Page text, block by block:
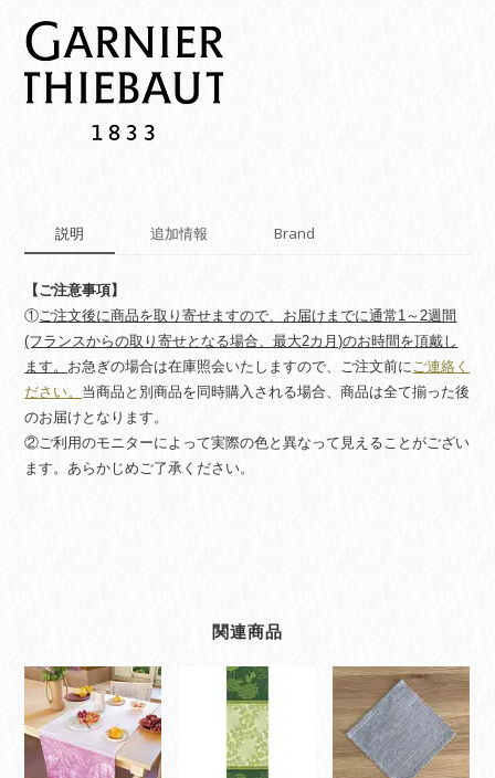
ス
パ
ー
ル
説明 追加情報 Brand
【ご注意事項】
① ご注文後に商品を取り寄せますので、お届けまでに通常1～2週間
(フランスからの取り寄せとなる場合、最大2カ月)のお時間を頂戴し
ます。 お急ぎの場合は在庫照会いたしますので、ご注文前に ご連絡く
ださい。 当商品と別商品を同時購入される場合、商品は全て揃った後
のお届けとなります。
②ご利用のモニターによって実際の色と異なって見えることがござい
ます。あらかじめご了承ください。
関連商品